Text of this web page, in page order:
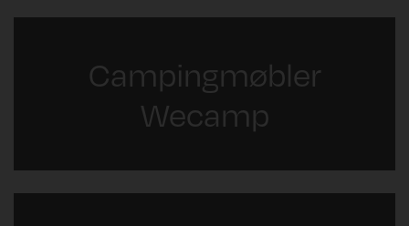
Campingmøbler
Wecamp